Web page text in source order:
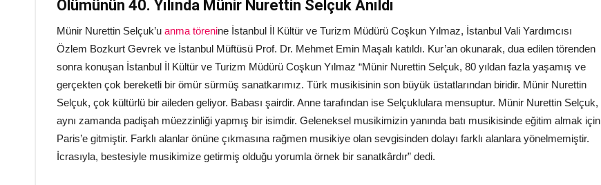
Ölümünün 40. Yılında Münir Nurettin Selçuk Anıldı
Münir Nurettin Selçuk’u anma törenine İstanbul İl Kültür ve Turizm Müdürü Coşkun Yılmaz, İstanbul Vali Yardımcısı
Özlem Bozkurt Gevrek ve İstanbul Müftüsü Prof. Dr. Mehmet Emin Maşalı katıldı. Kur’an okunarak, dua edilen törenden
sonra konuşan İstanbul İl Kültür ve Turizm Müdürü Coşkun Yılmaz “Münir Nurettin Selçuk, 80 yıldan fazla yaşamış ve
gerçekten çok bereketli bir ömür sürmüş sanatkarımız. Türk musikisinin son büyük üstatlarından biridir. Münir Nurettin
Selçuk, çok kültürlü bir aileden geliyor. Babası şairdir. Anne tarafından ise Selçuklulara mensuptur. Münir Nurettin Selçuk,
aynı zamanda padişah müezzinliği yapmış bir isimdir. Geleneksel musikimizin yanında batı musikisinde eğitim almak için
Paris’e gitmiştir. Farklı alanlar önüne çıkmasına rağmen musikiye olan sevgisinden dolayı farklı alanlara yönelmemiştir.
İcrasıyla, bestesiyle musikimize getirmiş olduğu yorumla örnek bir sanatkârdır” dedi.